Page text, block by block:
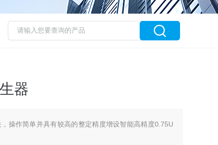
器
操作简单并具有较高的整定精度增设智能高精度0.75U